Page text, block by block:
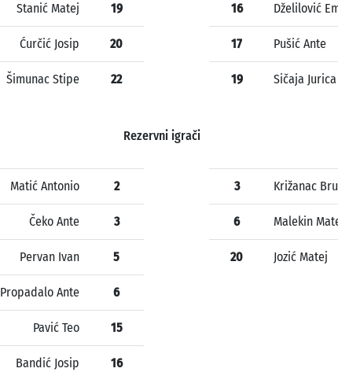
Stanić Matej 19
Ćurčić Josip 20
Šimunac Stipe 22
16 Dželilović
17 Pušić Ante
19 Sičaja Jurica
Rezervni igrači
Matić Antonio 2
Čeko Ante 3
Pervan Ivan 5
Propadalo Ante 6
Pavić Teo 15
Bandić Josip 16
3 Križanac
6 Malekin
20 Jozić Matej